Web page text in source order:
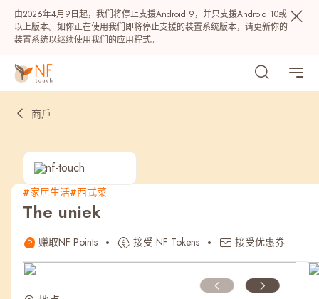
由2026年4月9日起，我们将停止支援Android 9，并只支援Android 10或
以上版本。如你正在使用我们即将停止支援的装置系统版本，请更新你的
装置系统以继续使用我们的应用程式。
热门
商戶
#家居生活#西式菜
The uniek
赚取NF Points 接受 NF Tokens 接受优惠券